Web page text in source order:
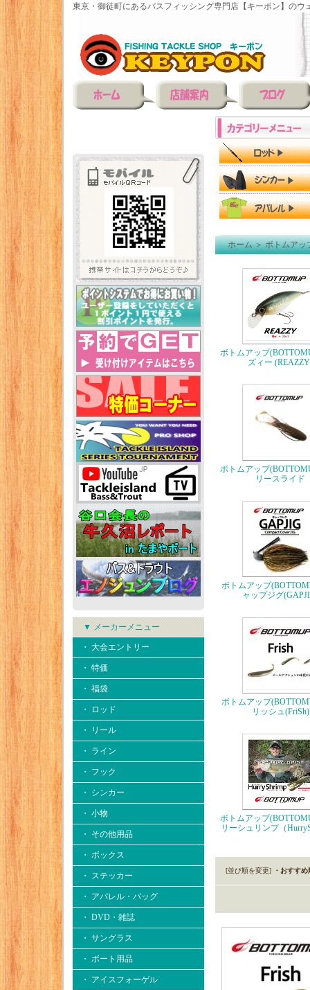
東京・御徒町にあるバスフィッシング専門店【キーポン】のウ
▼ メーカーメニュー
・ 大会エントリー
・ 特価
・ 福袋
・ ロッド
・ リール
・ ライン
・ フック
・ シンカー
・ 小物
・ その他用品
・ ボックス
・ ステッカー
・ アパレル・バッグ
・ DVD・雑誌
・ サングラス
・ ボート用品
・ アイスフォーゲル
ホーム＞ボトムアッ
ボトムアップ
ズィー
ボトムアップ
リースライド
ボトムアップ
ャップジグ
ボトムアップ
リッシュ(FriSh)
ボトムアップ
リーシュリンプ（
[並び順を変更] ・おすすめ